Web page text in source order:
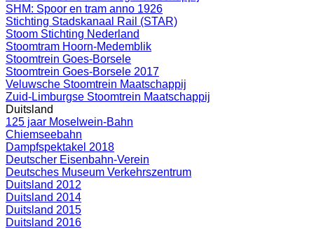
SHM: Spoor en tram anno 1926
Stichting Stadskanaal Rail (STAR)
Stoom Stichting Nederland
Stoomtram Hoorn-Medemblik
Stoomtrein Goes-Borsele
Stoomtrein Goes-Borsele 2017
Veluwsche Stoomtrein Maatschappij
Zuid-Limburgse Stoomtrein Maatschappij
Duitsland
125 jaar Moselwein-Bahn
Chiemseebahn
Dampfspektakel 2018
Deutscher Eisenbahn-Verein
Deutsches Museum Verkehrszentrum
Duitsland 2012
Duitsland 2014
Duitsland 2015
Duitsland 2016